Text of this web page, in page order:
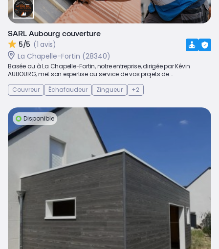
SARL Aubourg couverture
5/5 (1 avis)
La Chapelle-Fortin (28340)
Basée au à La Chapelle-Fortin, notre entreprise, dirigée par Kévin
AUBOURG, met son expertise au service de vos projets de...
Couvreur
Échafaudeur Zingueur +2
Disponible